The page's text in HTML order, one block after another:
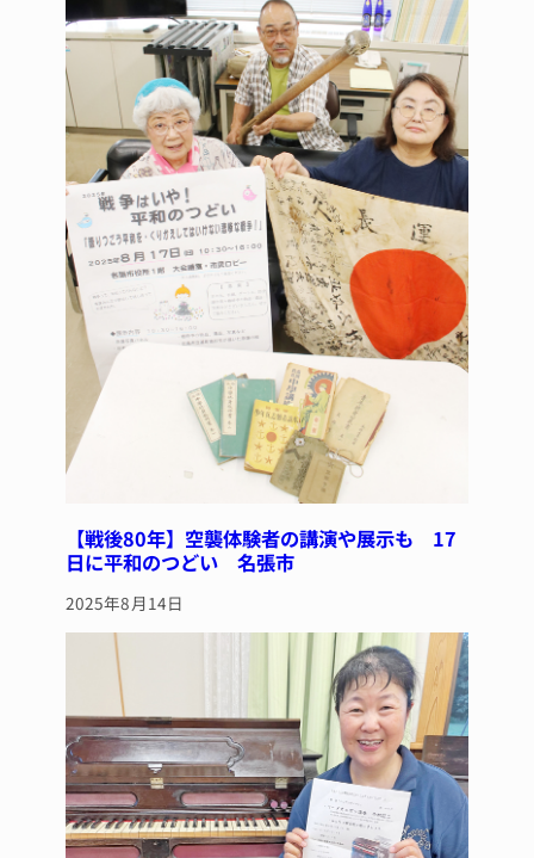
o
k
【戦後80年】空襲体験者の講演や展示も 17
日に平和のつどい 名張市
2025年8月14日